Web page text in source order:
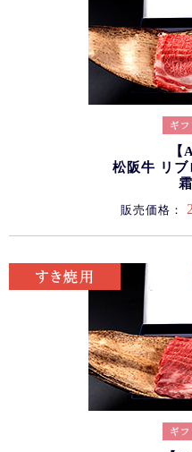
【
松阪牛 リブ
販売価格：